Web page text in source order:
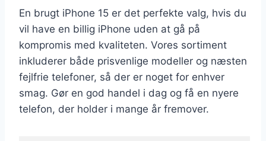
En brugt iPhone 15 er det perfekte valg, hvis du
vil have en billig iPhone uden at gå på
kompromis med kvaliteten. Vores sortiment
inkluderer både prisvenlige modeller og næsten
fejlfrie telefoner, så der er noget for enhver
smag. Gør en god handel i dag og få en nyere
telefon, der holder i mange år fremover.